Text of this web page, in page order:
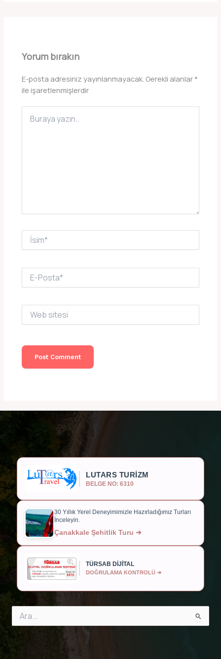
Yorum bırakın
E-posta adresiniz yayınlanmayacak. Gerekli alanlar *
ile işaretlenmişlerdir
yazın..
İsim*
Posta*
sitesi
LUTARS TURİZM
BELGE NO: 6310
30 Yıllık Yerel Deneyimimizle Hazırladığımız Turları
İnceleyin.
Çanakkale Şehitlik Turu ➔
TÜRSAB DİJİTAL
DOĞRULAMA KONTROLÜ ➔
for: